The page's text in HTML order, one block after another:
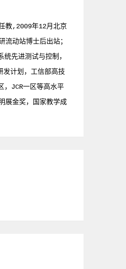
教,2009年12月北京
动站博士后出站；
先进测试与控制，
发计划，工信部高技
JCR一区等高水平
展金奖，国家教学成